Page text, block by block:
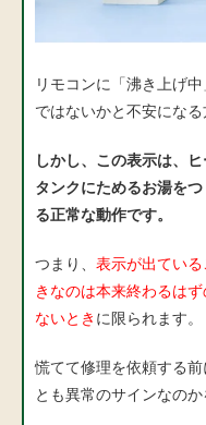
リモコンに「沸き上げ
ではないかと不安になる
しかし、この表示は、
タンクにためるお湯を
る正常な動作です。
つまり、 表示が出てい
きなのは本来終わるは
ないとき に限られます。
慌てて修理を依頼する
とも異常のサインなの